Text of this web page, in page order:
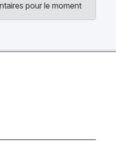
pour le moment